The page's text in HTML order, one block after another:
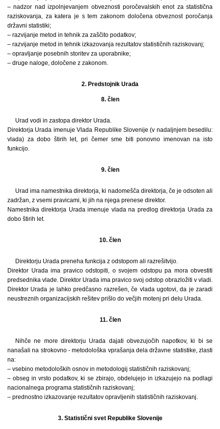
– nadzor nad izpolnjevanjem obveznosti poročevalskih enot za statistična
raziskovanja, za katera je s tem zakonom določena obveznost poročanja
državni statistiki;
– razvijanje metod in tehnik za zaščito podatkov;
– razvijanje metod in tehnik izkazovanja rezultatov statističnih raziskovanj;
– opravljanje posebnih storitev za uporabnike;
– druge naloge, določene z zakonom.
2. Predstojnik Urada
8. člen
Urad vodi in zastopa direktor Urada.
Direktorja Urada imenuje Vlada Republike Slovenije (v nadaljnjem besedilu:
vlada) za dobo štirih let, pri čemer sme biti ponovno imenovan na isto
funkcijo.
9. člen
Urad ima namestnika direktorja, ki nadomešča direktorja, če je odsoten ali
zadržan, z vsemi pravicami, ki jih na njega prenese direktor.
Namestnika direktorja Urada imenuje vlada na predlog direktorja Urada za
dobo štirih let.
10. člen
Direktorju Urada preneha funkcija z odstopom ali razrešitvijo.
Direktor Urada ima pravico odstopiti, o svojem odstopu pa mora obvestiti
predsednika vlade. Direktor Urada ima pravico svoj odstop obrazložiti v vladi.
Direktor Urada je lahko predčasno razrešen, če vlada ugotovi, da je zaradi
neustreznih organizacijskih rešitev prišlo do večjih motenj pri delu Urada.
11. člen
Nihče ne more direktorju Urada dajati obvezujočih napotkov, ki bi se
nanašali na strokovno - metodološka vprašanja dela državne statistike, zlasti
na:
– vsebino metodoloških osnov in metodologij statističnih raziskovanj;
– obseg in vrsto podatkov, ki se zbirajo, obdelujejo in izkazujejo na podlagi
nacionalnega programa statističnih raziskovanj;
– prednostno izkazovanje rezultatov opravljenih statističnih raziskovanj.
3. Statistični svet Republike Slovenije